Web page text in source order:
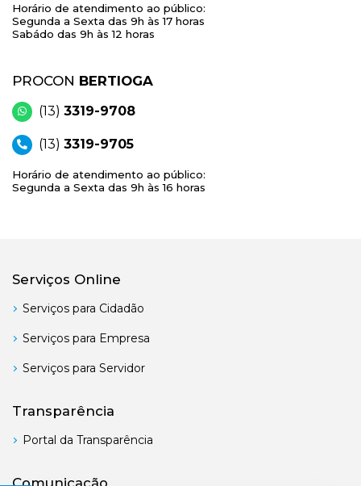
Horário de atendimento ao público:
Segunda a Sexta das 9h às 17 horas
Sabádo das 9h às 12 horas
PROCON BERTIOGA
(13) 3319-9708
(13) 3319-9705
Horário de atendimento ao público:
Segunda a Sexta das 9h às 16 horas
Serviços Online
Serviços para Cidadão
Serviços para Empresa
Serviços para Servidor
Transparência
Portal da Transparência
Comunicação